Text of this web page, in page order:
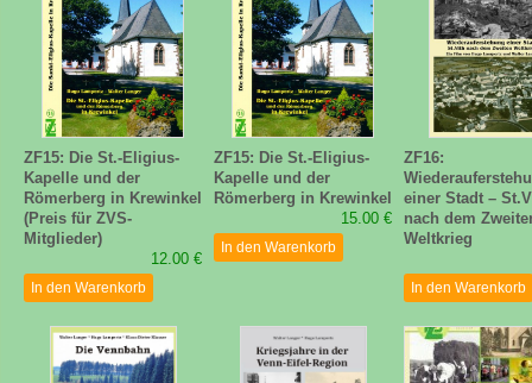
ZF15: Die St.-Eligius-
Kapelle und der
Römerberg in Krewinkel
(Preis für ZVS-
Mitglieder)
12.00 €
In den Warenkorb
ZF15: Die St.-Eligius-
Kapelle und der
Römerberg in Krewinkel
15.00 €
In den Warenkorb
ZF16:
einer Stadt –
nach dem
Weltkrieg
In den Warenkorb